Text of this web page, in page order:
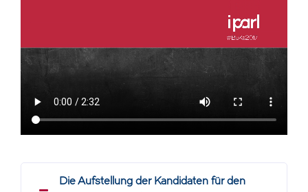
Die Aufstellung der Kandidaten für den